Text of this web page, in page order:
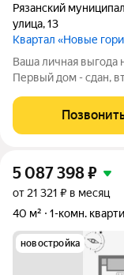
Рязанский
улица,13
Квартал «Новые
Ваша личная выгодa
Первый дом - сдан,
cоoбщeния. Специальные
ипотека от 3,5% на
5 087 398₽
от 21 321 ₽ в месяц
40 м²
1-комн.
новостройка